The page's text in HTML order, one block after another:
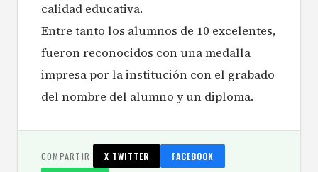
calidad educativa.
Entre tanto los alumnos de 10 excelentes,
fueron reconocidos con una medalla
impresa por la institución con el grabado
del nombre del alumno y un diploma.
COMPARTIR: X TWITTER
FACEBOOK